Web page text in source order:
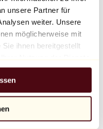
unsere Partner für
weiter. Unsere
möglicherweise mit
ihnen bereitgestellt